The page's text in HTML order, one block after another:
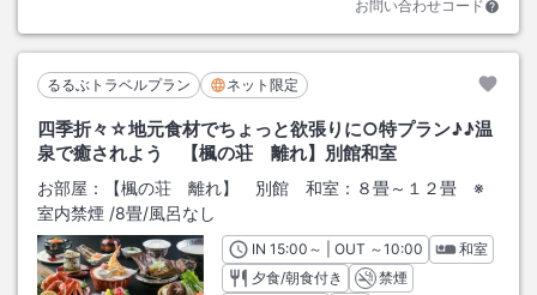
お問い合わせコード
るるぶトラベルプラン ネット限定
四季折々☆地元食材でちょっと欲張りに○特プラン♪♪温
泉で癒されよう 【楓の荘 離れ】別館和室
お部屋：
【楓の荘 離れ】 別館 和室：８畳～１２畳 ※
室内禁煙 /8畳/風呂なし
INチェックイン
15:00 ～ | OUT チェックアウト
～10:00
和室
夕食/朝食付き
禁煙